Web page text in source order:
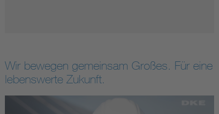
Wir bewegen gemeinsam Großes. Für eine
lebenswerte Zukunft.